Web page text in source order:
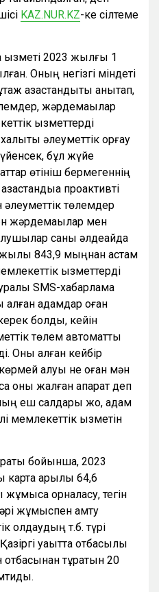
KAZ.NUR.KZ-ке сілтеме
қызметі 2023 жылғы 1
Оның негізгі міндеті
қазақстандықты анықтап,
жәрдемақылар
қызметтерді
әлеуметтік қорғау
бұл жүйе
өтініш бермегеннің
проактивті
төлемдер
жәрдемақылар мен
саны әлдеқайда
843,9 мыңнан астам
қызметтерді
SMS-хабарлама
алған адамдар оған
болды, кейін
төлем автоматты
Оны алған кейбір
қалуы не оған мән
оны жалған ақпарат деп
еш салдары жоқ, адам
мемлекеттік қызметін
бойынша, 2023
арқылы 64,6
жұмысқа орналасу, тегін
жұмыспен қамту
қолдаудың т.б. түрі
уақытта отбасылық
отбасынан тұратын 20